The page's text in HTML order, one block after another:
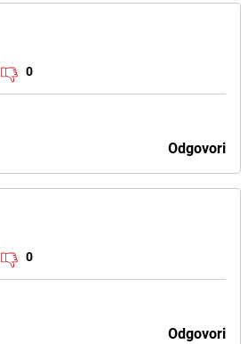
0
Odgovori
0
Odgovori